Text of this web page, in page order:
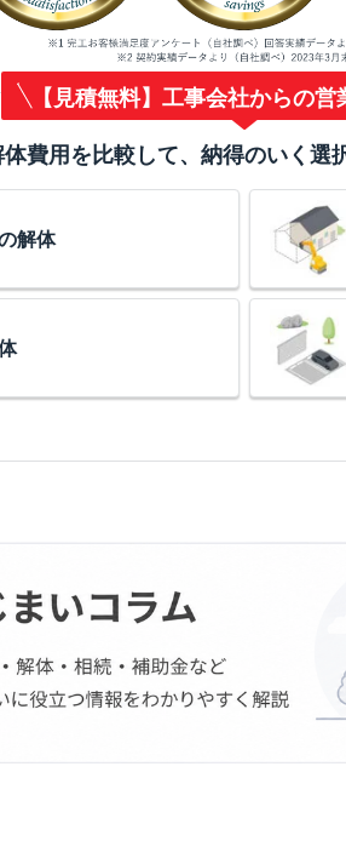
【見積無料】工事会社からの営
費用を比較して、納得のいく選
解体